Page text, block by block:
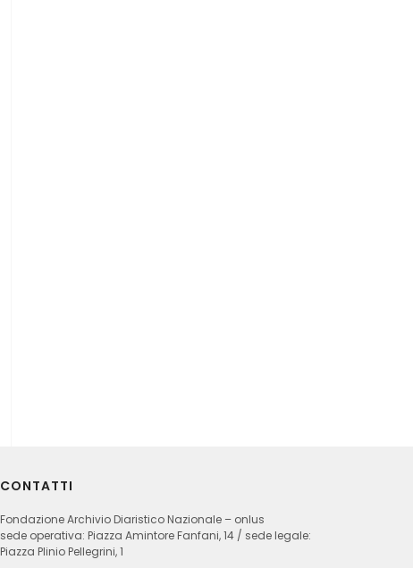
CONTATTI
Fondazione Archivio Diaristico Nazionale – onlus
sede operativa: Piazza Amintore Fanfani, 14 / sede legale:
Piazza Plinio Pellegrini, 1